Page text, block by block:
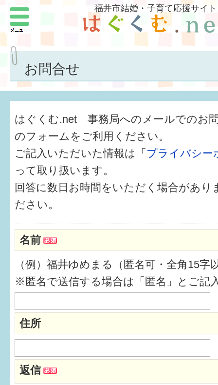
福井市結婚・子育て応援サイト
お問合せ
はぐくむ.net 事務局へのメールでのお
のフォームをご利用ください。
ご記入いただいた情報は「 プライバシー
って取り扱います。
回答に数日お時間をいただく場合があり
ださい。
名前
（例）福井ゆめまる（匿名可・全角15字
※匿名で送信する場合は「匿名」とご記
住所
返信
メニュー
結婚したい
子どもがほしい
福井の子育て環境
子どもを育てよう
もしものときの緊急連絡先
届出・手当・助成
健診・予防接種
仲間づくり・遊び場
子どもを預けたい
入園・入学
相談したい
さまざまな支援
子育てカレンダー